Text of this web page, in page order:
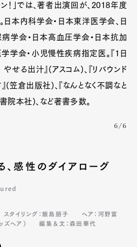
About
Contact
Pen Meet
ン！」では、著者出演回が、2018年度
日本内科学会・日本東洋医学会、日
学会・日本高血圧学会・日本抗加
学会・小児慢性疾病指定医。『1日
せる出汁』(アスコム)、『リバウンド
(笠倉出版社)、『なんとなく不調なと
院本社)、など著書多数。
6/6
、感性のダイアローグ
スタイリング：飯島朋子
ヘア：河野富
ズヘア） 編集＆文：森田華代